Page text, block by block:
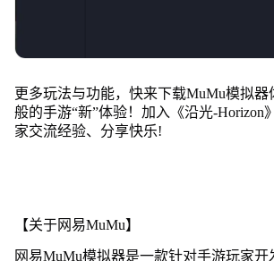
更多玩法与功能，快来下载MuMu模拟
般的手游“新”体验！加入《沿光-Horizon
家交流经验、分享快乐!
【关于网易MuMu】
网易MuMu模拟器是一款针对手游玩家开